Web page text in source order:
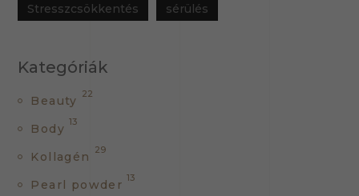
Stresszcsökkentés sérülés
Kategóriák
Beauty 22
Body 13
Kollagén 29
Pearl powder 13